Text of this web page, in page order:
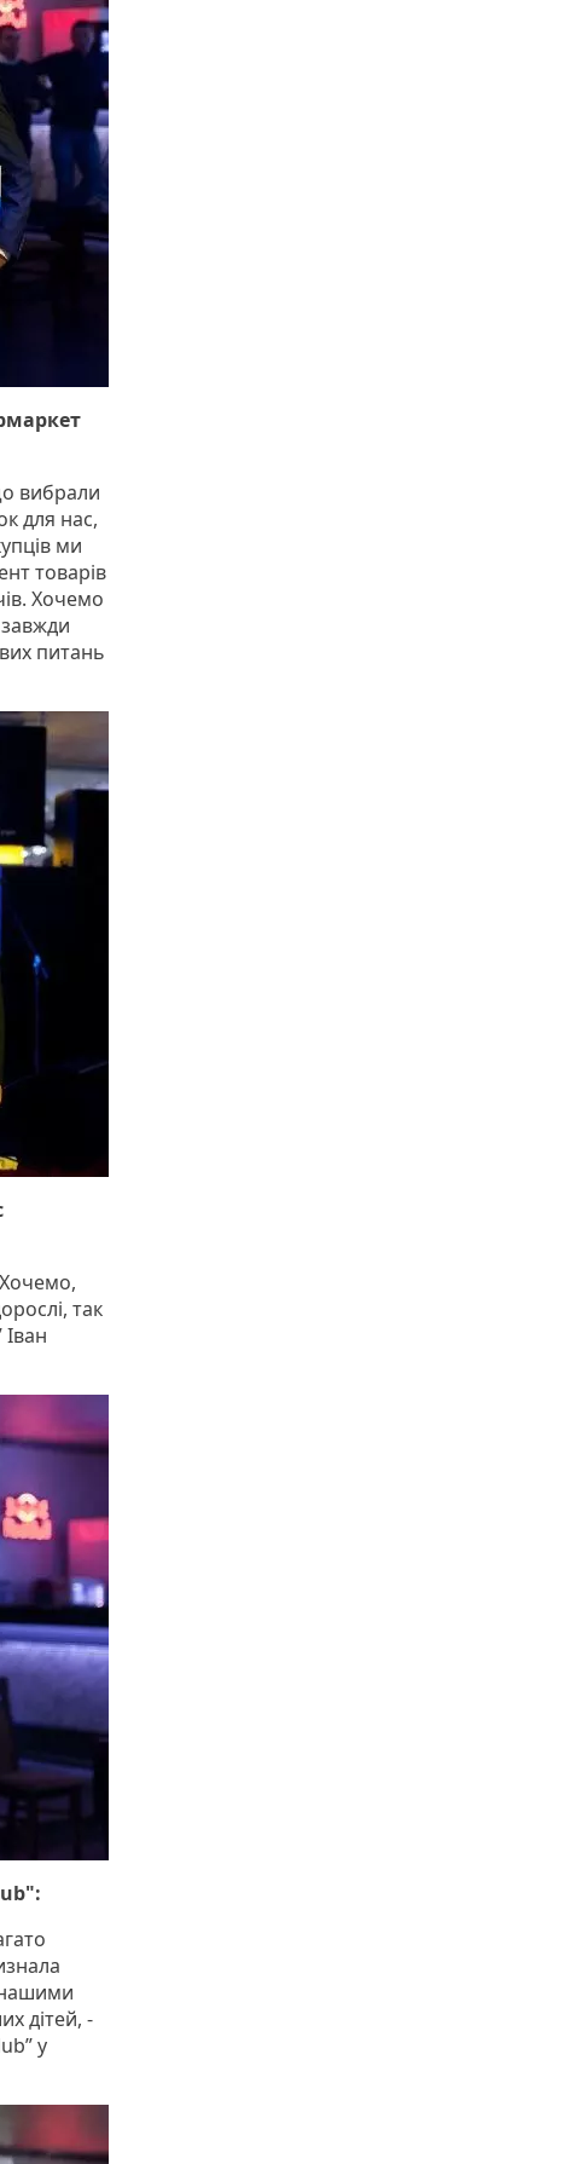
вибрали
для нас,
ми
товарів
Хочемо
питань
так
нашими
дітей, -
у